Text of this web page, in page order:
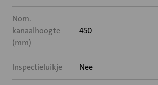
Nom.
kanaalhoogte
(mm)
450
Inspectieluikje Nee